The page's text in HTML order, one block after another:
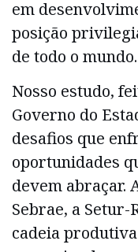
em
posição
de todo o mundo.
Nosso estudo,
Governo do
desafios que
oportunidades
devem abraçar.
Sebrae, a
cadeia